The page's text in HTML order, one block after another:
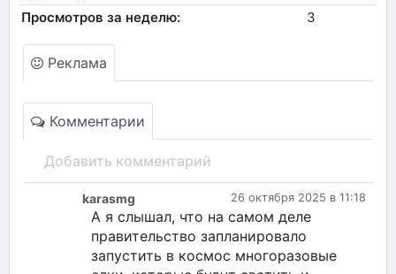
Просмотров за неделю:
3
Реклама
Комментарии
Добавить комментарий
26 октября 2025 в 11:18
karasmg
А я слышал, что на самом деле
правительство запланировало
запустить в космос многоразовые